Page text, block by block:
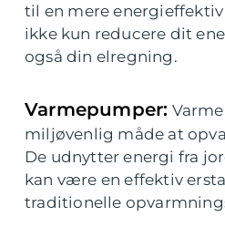
til en mere
ikke kun reducere dit
også din elregning.
Varmepumper:
miljøvenlig måde at
De udnytter energi fra
kan være en effektiv
traditionelle